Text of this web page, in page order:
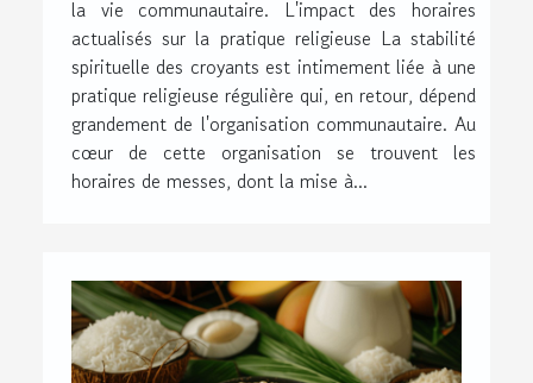
la vie communautaire. L'impact des horaires
actualisés sur la pratique religieuse La stabilité
spirituelle des croyants est intimement liée à une
pratique religieuse régulière qui, en retour, dépend
grandement de l'organisation communautaire. Au
cœur de cette organisation se trouvent les
horaires de messes, dont la mise à...